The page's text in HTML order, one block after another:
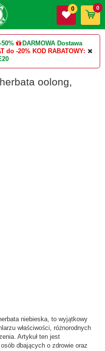
50%
DARMOWA Dostawa
do -20% KOD RABATOWY:
0 0
oolong,
niebieska, to wyjątkowy
właściwości, różnorodnych
Artykuł ten jest
dbających o zdrowie oraz